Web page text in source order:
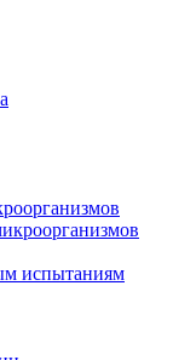
испытаниям